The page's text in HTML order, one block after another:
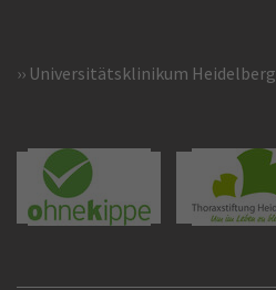
Universitätsklinikum Heidelberg